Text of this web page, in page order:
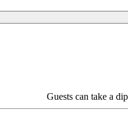
Guests can take a